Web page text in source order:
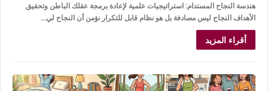
هندسة النجاح المستدام: استراتيجيات علمية لإعادة برمجة عقلك الباطن وتحقيق
الأهداف النجاح ليس مصادفة بل هو نظام قابل للتكرار نؤمن أن النجاح لي...
أقراء المزيد